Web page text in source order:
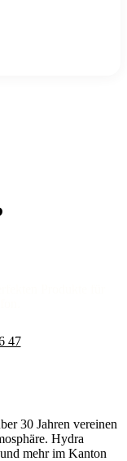
47
30 Jahren vereinen
Hydra
mehr im Kanton